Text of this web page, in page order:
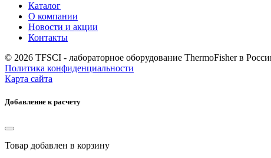
Каталог
О компании
Новости и акции
Контакты
© 2026 TFSCI - лабораторное оборудование ThermoFisher в
Политика конфиденциальности
Карта сайта
Добавление к расчету
Товар добавлен в корзину